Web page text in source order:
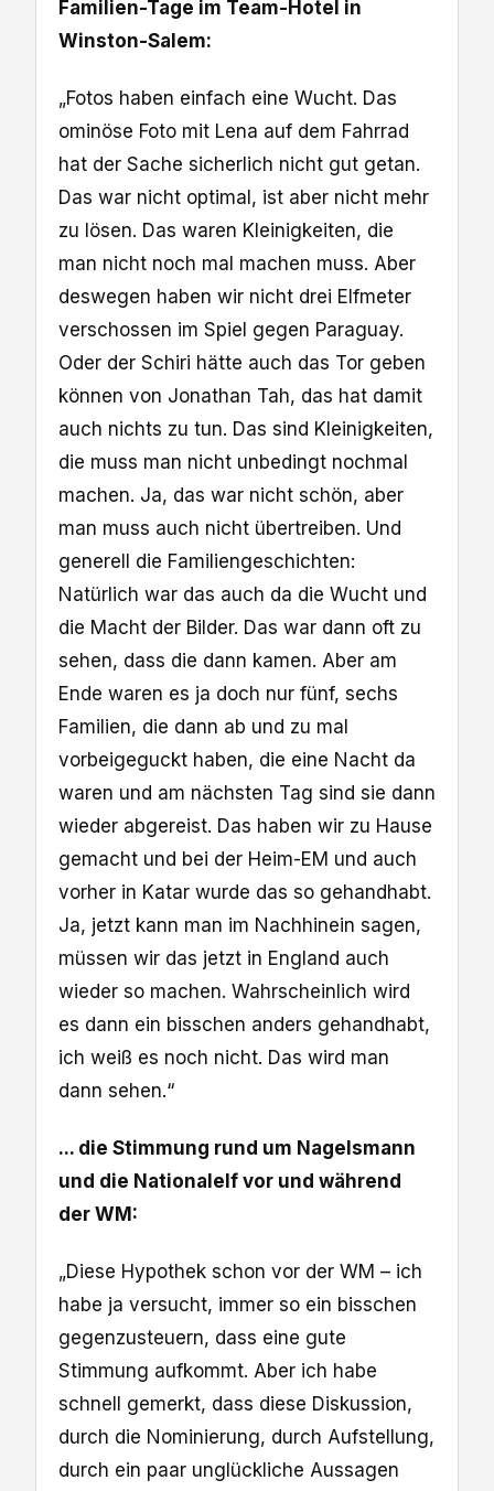
Familien-Tage im Team-Hotel in
Winston-Salem:
„Fotos haben einfach eine Wucht. Das
ominöse Foto mit Lena auf dem Fahrrad
hat der Sache sicherlich nicht gut getan.
Das war nicht optimal, ist aber nicht mehr
zu lösen. Das waren Kleinigkeiten, die
man nicht noch mal machen muss. Aber
deswegen haben wir nicht drei Elfmeter
verschossen im Spiel gegen Paraguay.
Oder der Schiri hätte auch das Tor geben
können von Jonathan Tah, das hat damit
auch nichts zu tun. Das sind Kleinigkeiten,
die muss man nicht unbedingt nochmal
machen. Ja, das war nicht schön, aber
man muss auch nicht übertreiben. Und
generell die Familiengeschichten:
Natürlich war das auch da die Wucht und
die Macht der Bilder. Das war dann oft zu
sehen, dass die dann kamen. Aber am
Ende waren es ja doch nur fünf, sechs
Familien, die dann ab und zu mal
vorbeigeguckt haben, die eine Nacht da
waren und am nächsten Tag sind sie dann
wieder abgereist. Das haben wir zu Hause
gemacht und bei der Heim-EM und auch
vorher in Katar wurde das so gehandhabt.
Ja, jetzt kann man im Nachhinein sagen,
müssen wir das jetzt in England auch
wieder so machen. Wahrscheinlich wird
es dann ein bisschen anders gehandhabt,
ich weiß es noch nicht. Das wird man
dann sehen.“
... die Stimmung rund um Nagelsmann
und die Nationalelf vor und während
der WM:
„Diese Hypothek schon vor der WM – ich
habe ja versucht, immer so ein bisschen
gegenzusteuern, dass eine gute
Stimmung aufkommt. Aber ich habe
schnell gemerkt, dass diese Diskussion,
durch die Nominierung, durch Aufstellung,
durch ein paar unglückliche Aussagen